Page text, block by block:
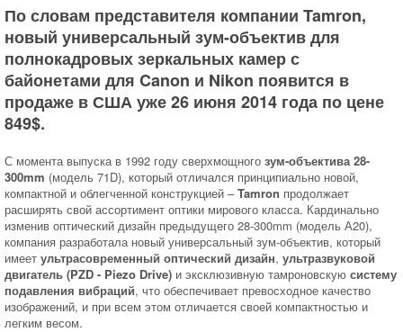
По словам представителя компании Tamron,
новый универсальный зум-объектив для
полнокадровых зеркальных камер с
байонетами для Canon и Nikon появится в
продаже в США уже26 июня 2014 года по цене
849$.
С момента выпуска в 1992 году сверхмощного зум-объектива 28-
300mm (модель 71D), который отличался принципиально новой,
компактной и облегченной конструкцией –Tamron продолжает
расширять свой ассортимент оптики мирового класса. Кардинально
изменив оптический дизайн предыдущего 28-300mm (модель А20),
компания разработала новый универсальный зум-объектив, который
имеет ультрасовременный оптический дизайн, ультразвуковой
двигатель (PZD - Piezo Drive) и эксклюзивную тамроновскую систему
подавления вибраций, что обеспечивает превосходное качество
изображений, и при всем этом отличается своей компактностью и
легким весом.